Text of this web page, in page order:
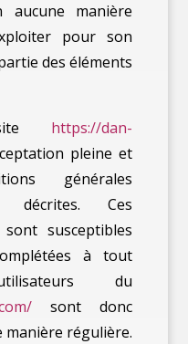
manière
pour son
des éléments
https://dan-
pleine et
générales
décrites. Ces
susceptibles
à tout
du
sont donc
manière régulière.